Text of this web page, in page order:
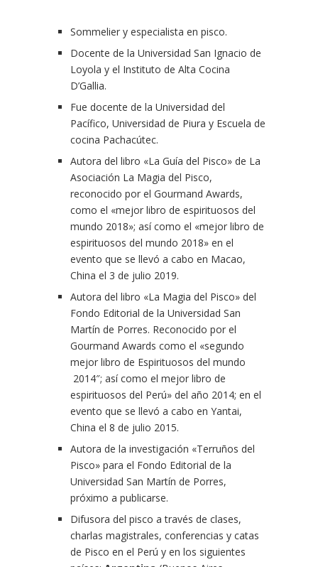
Sommelier y especialista en pisco.
Docente de la Universidad San Ignacio de
Loyola y el Instituto de Alta Cocina
D’Gallia.
Fue docente de la Universidad del
Pacífico, Universidad de Piura y Escuela de
cocina Pachacútec.
Autora del libro «La Guía del Pisco» de La
Asociación La Magia del Pisco,
reconocido por el Gourmand Awards,
como el «mejor libro de espirituosos del
mundo 2018»; así como el «mejor libro de
espirituosos del mundo 2018» en el
evento que se llevó a cabo en Macao,
China el 3 de julio 2019.
Autora del libro «La Magia del Pisco» del
Fondo Editorial de la Universidad San
Martín de Porres. Reconocido por el
Gourmand Awards como el «segundo
mejor libro de Espirituosos del mundo
2014″; así como el mejor libro de
espirituosos del Perú» del año 2014; en el
evento que se llevó a cabo en Yantai,
China el 8 de julio 2015.
Autora de la investigación «Terruños del
Pisco» para el Fondo Editorial de la
Universidad San Martín de Porres,
próximo a publicarse.
Difusora del pisco a través de clases,
charlas magistrales, conferencias y catas
de Pisco en el Perú y en los siguientes